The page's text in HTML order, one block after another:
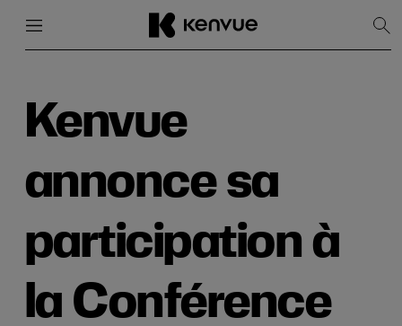
contenu
Kenvue
annonce sa
participation à
la Conférence